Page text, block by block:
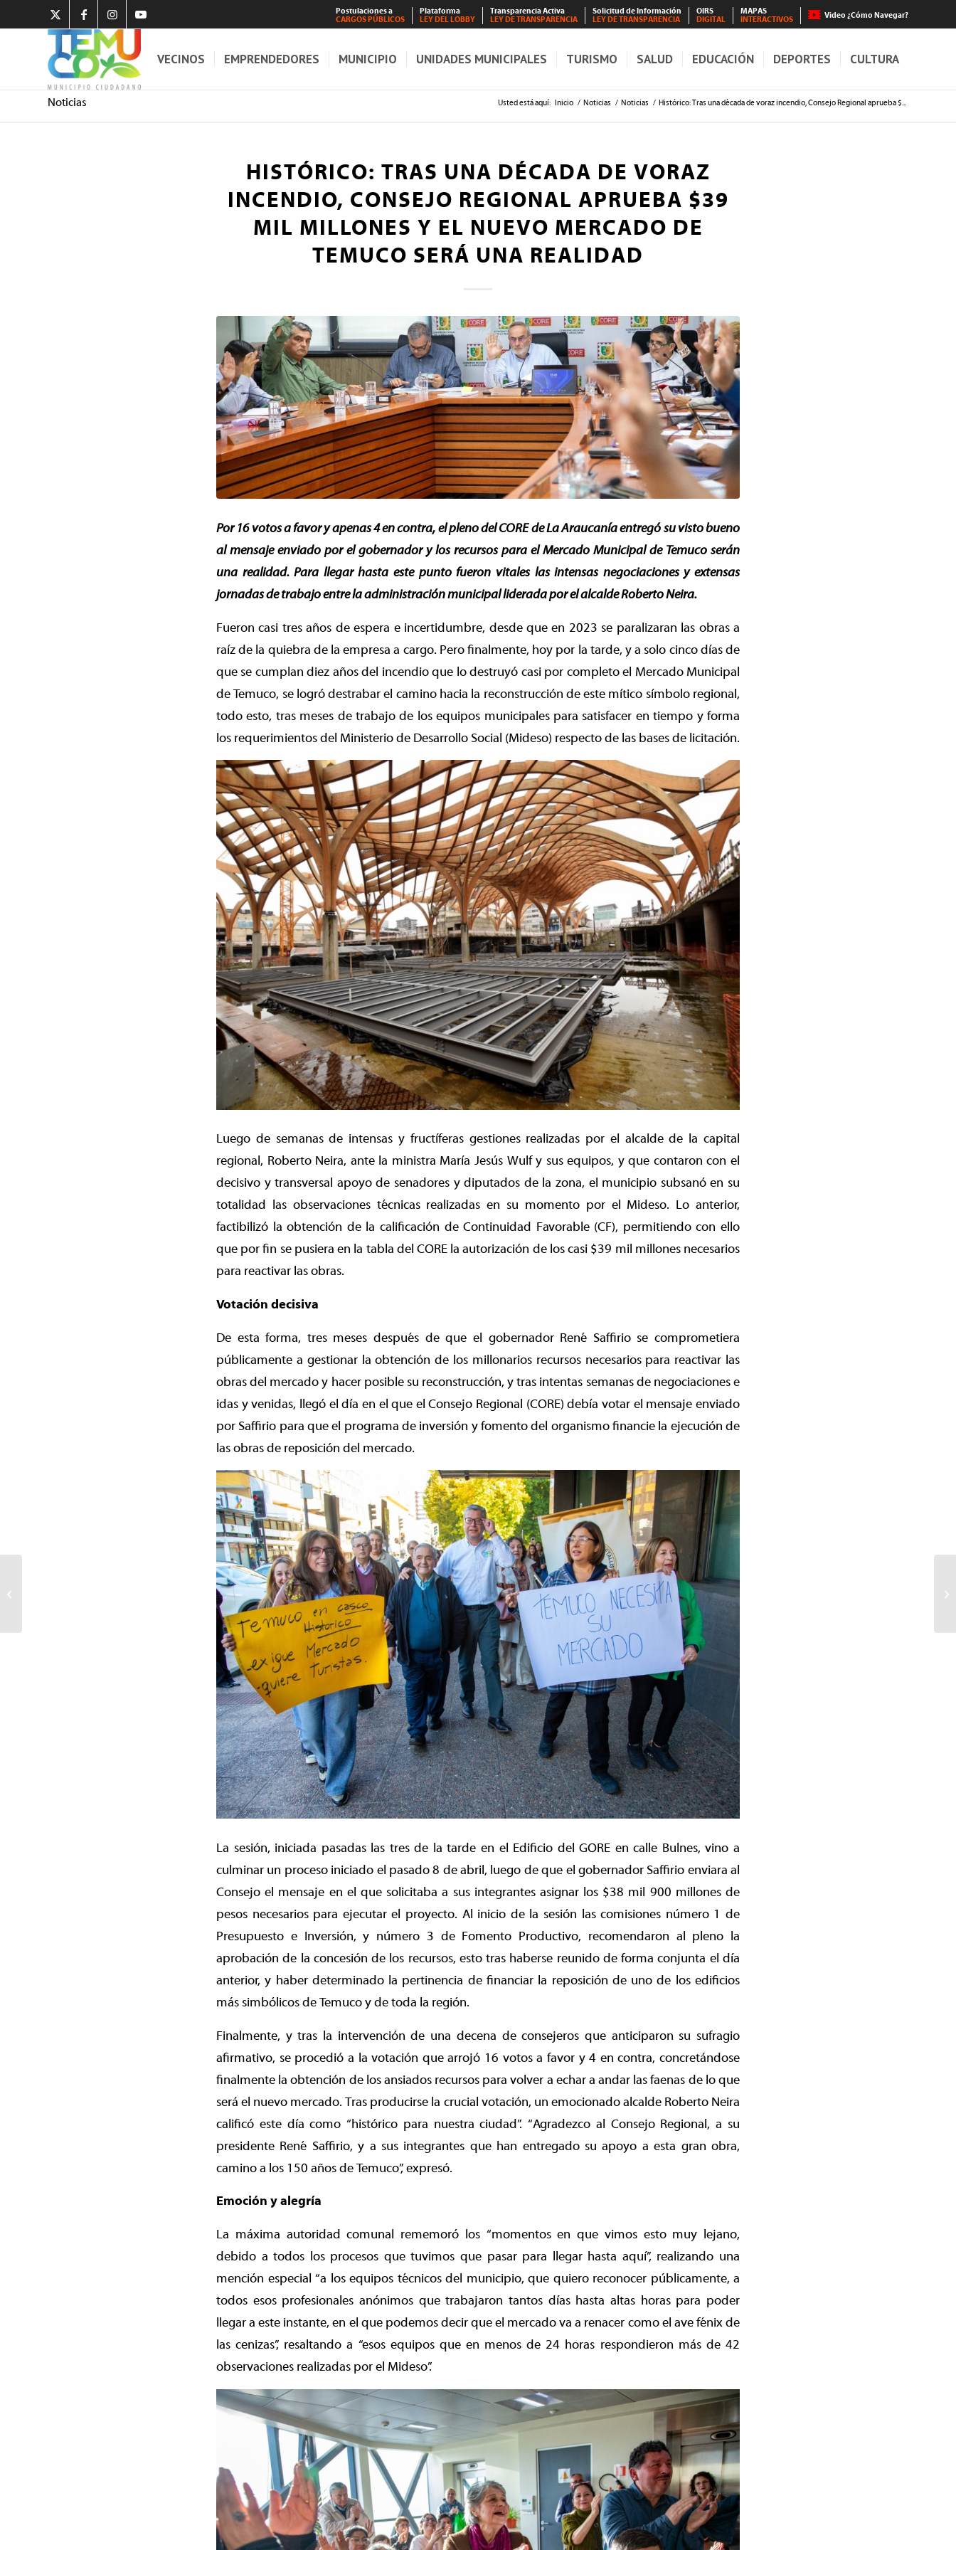
Postulaciones a
CARGOS PÚBLICOS
Plataforma
LEY DEL LOBBY
Transparencia Activa
LEY DE TRANSPARENCIA
Solicitud de Información
LEY DE TRANSPARENCIA
OIRS
DIGITAL
MAPAS
INTERACTIVOS
Video ¿Cómo Navegar?
VECINOS EMPRENDEDORES MUNICIPIO UNIDADES MUNICIPALES TURISMO SALUD EDUCACIÓN DEPORTES CULTURA
Noticias Usted está aquí: Inicio / Noticias / Noticias / Histórico: Tras una década de voraz incendio, Consejo Regional aprueba $...
HISTÓRICO: TRAS UNA DÉCADA DE VORAZ
INCENDIO, CONSEJO REGIONAL APRUEBA $39
MIL MILLONES Y EL NUEVO MERCADO DE
TEMUCO SERÁ UNA REALIDAD
Por 16 votos a favor y apenas 4 en contra, el pleno del CORE de La Araucanía entregó su visto bueno
al mensaje enviado por el gobernador y los recursos para el Mercado Municipal de Temuco serán
una realidad. Para llegar hasta este punto fueron vitales las intensas negociaciones y extensas
jornadas de trabajo entre la administración municipal liderada por el alcalde Roberto Neira.
Fueron casi tres años de espera e incertidumbre, desde que en 2023 se paralizaran las obras a
raíz de la quiebra de la empresa a cargo. Pero finalmente, hoy por la tarde, y a solo cinco días de
que se cumplan diez años del incendio que lo destruyó casi por completo el Mercado Municipal
de Temuco, se logró destrabar el camino hacia la reconstrucción de este mítico símbolo regional,
todo esto, tras meses de trabajo de los equipos municipales para satisfacer en tiempo y forma
los requerimientos del Ministerio de Desarrollo Social (Mideso) respecto de las bases de licitación.
Luego de semanas de intensas y fructíferas gestiones realizadas por el alcalde de la capital
regional, Roberto Neira, ante la ministra María Jesús Wulf y sus equipos, y que contaron con el
decisivo y transversal apoyo de senadores y diputados de la zona, el municipio subsanó en su
totalidad las observaciones técnicas realizadas en su momento por el Mideso. Lo anterior,
factibilizó la obtención de la calificación de Continuidad Favorable (CF), permitiendo con ello
que por fin se pusiera en la tabla del CORE la autorización de los casi $39 mil millones necesarios
para reactivar las obras.
Votación decisiva
De esta forma, tres meses después de que el gobernador René Saffirio se comprometiera
públicamente a gestionar la obtención de los millonarios recursos necesarios para reactivar las
obras del mercado y hacer posible su reconstrucción, y tras intentas semanas de negociaciones e
idas y venidas, llegó el día en el que el Consejo Regional (CORE) debía votar el mensaje enviado
por Saffirio para que el programa de inversión y fomento del organismo financie la ejecución de
las obras de reposición del mercado.
La sesión, iniciada pasadas las tres de la tarde en el Edificio del GORE en calle Bulnes, vino a
culminar un proceso iniciado el pasado 8 de abril, luego de que el gobernador Saffirio enviara al
Consejo el mensaje en el que solicitaba a sus integrantes asignar los $38 mil 900 millones de
pesos necesarios para ejecutar el proyecto. Al inicio de la sesión las comisiones número 1 de
Presupuesto e Inversión, y número 3 de Fomento Productivo, recomendaron al pleno la
aprobación de la concesión de los recursos, esto tras haberse reunido de forma conjunta el día
anterior, y haber determinado la pertinencia de financiar la reposición de uno de los edificios
más simbólicos de Temuco y de toda la región.
Finalmente, y tras la intervención de una decena de consejeros que anticiparon su sufragio
afirmativo, se procedió a la votación que arrojó 16 votos a favor y 4 en contra, concretándose
finalmente la obtención de los ansiados recursos para volver a echar a andar las faenas de lo que
será el nuevo mercado. Tras producirse la crucial votación, un emocionado alcalde Roberto Neira
calificó este día como “histórico para nuestra ciudad”. “Agradezco al Consejo Regional, a su
presidente René Saffirio, y a sus integrantes que han entregado su apoyo a esta gran obra,
camino a los 150 años de Temuco”, expresó.
Emoción y alegría
La máxima autoridad comunal rememoró los “momentos en que vimos esto muy lejano,
debido a todos los procesos que tuvimos que pasar para llegar hasta aquí”, realizando una
mención especial “a los equipos técnicos del municipio, que quiero reconocer públicamente, a
todos esos profesionales anónimos que trabajaron tantos días hasta altas horas para poder
llegar a este instante, en el que podemos decir que el mercado va a renacer como el ave fénix de
las cenizas”, resaltando a “esos equipos que en menos de 24 horas respondieron más de 42
observaciones realizadas por el Mideso”.